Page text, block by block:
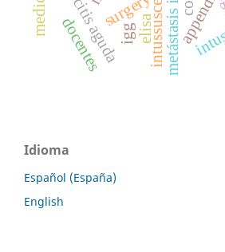
surgery
docentes elisa
igg
Idioma
Español (España)
English